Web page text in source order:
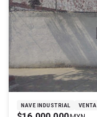
NAVE INDUSTRIAL VENTA